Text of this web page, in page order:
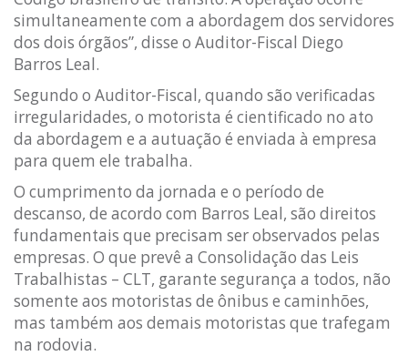
simultaneamente com a abordagem dos servidores
dos dois órgãos”, disse o Auditor-Fiscal Diego
Barros Leal.
Segundo o Auditor-Fiscal, quando são verificadas
irregularidades, o motorista é cientificado no ato
da abordagem e a autuação é enviada à empresa
para quem ele trabalha.
O cumprimento da jornada e o período de
descanso, de acordo com Barros Leal, são direitos
fundamentais que precisam ser observados pelas
empresas. O que prevê a Consolidação das Leis
Trabalhistas – CLT, garante segurança a todos, não
somente aos motoristas de ônibus e caminhões,
mas também aos demais motoristas que trafegam
na rodovia.